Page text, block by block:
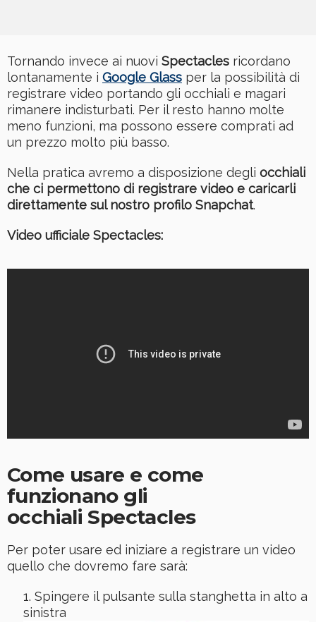
Tornando invece ai nuovi Spectacles ricordano
lontanamente i Google Glass per la possibilità di
registrare video portando gli occhiali e magari
rimanere indisturbati. Per il resto hanno molte
meno funzioni, ma possono essere comprati ad
un prezzo molto più basso.
Nella pratica avremo a disposizione degli occhiali
che ci permettono di registrare video e caricarli
direttamente sul nostro profilo Snapchat.
Video ufficiale Spectacles:
Come usare e come
funzionano gli
occhiali Spectacles
Per poter usare ed iniziare a registrare un video
quello che dovremo fare sarà:
Spingere il pulsante sulla stanghetta in alto a
sinistra